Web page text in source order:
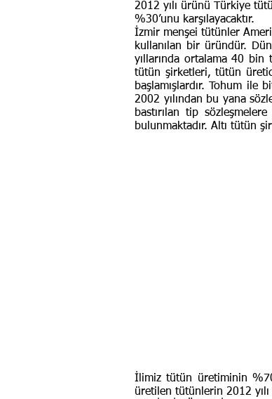
2012 yılı ürünü Türkiye
%30’unu karşılayacaktır.
İzmir menşei tütünler
kullanılan bir üründür.
yıllarında ortalama 40 bin
tütün şirketleri, tütün
başlamışlardır. Tohum ile
2002 yılından bu yana
bastırılan tip
bulunmaktadır. Altı tütün
İlimiz tütün üretiminin
üretilen tütünlerin 2012